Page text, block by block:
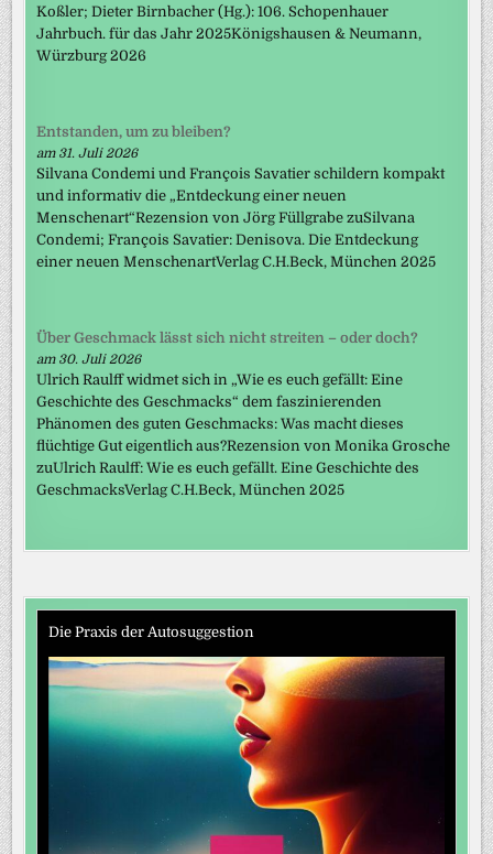
Koßler; Dieter Birnbacher (Hg.): 106. Schopenhauer
Jahrbuch. für das Jahr 2025Königshausen & Neumann,
Würzburg 2026
Entstanden, um zu bleiben?
am 31. Juli 2026
Silvana Condemi und François Savatier schildern kompakt
und informativ die „Entdeckung einer neuen
Menschenart“Rezension von Jörg Füllgrabe zuSilvana
Condemi; François Savatier: Denisova. Die Entdeckung
einer neuen MenschenartVerlag C.H.Beck, München 2025
Über Geschmack lässt sich nicht streiten – oder doch?
am 30. Juli 2026
Ulrich Raulff widmet sich in „Wie es euch gefällt: Eine
Geschichte des Geschmacks“ dem faszinierenden
Phänomen des guten Geschmacks: Was macht dieses
flüchtige Gut eigentlich aus?Rezension von Monika Grosche
zuUlrich Raulff: Wie es euch gefällt. Eine Geschichte des
GeschmacksVerlag C.H.Beck, München 2025
Die Praxis der Autosuggestion